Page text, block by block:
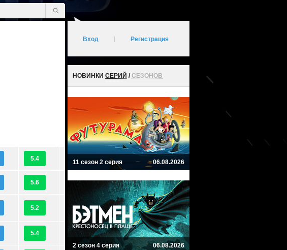
5.4
5.6
5.2
5.4
Вход Регистрация
НОВИНКИ СЕРИЙ /СЕЗОНОВ
11 сезон 2 серия 06.08.2026
2 сезон 4 серия 06.08.2026